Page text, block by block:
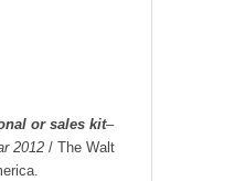
or sales kit–
2012 / The Walt